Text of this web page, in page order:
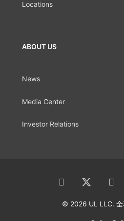
Locations
ABOUT US
News
Media Center
Investor Relations
© 2026 UL LLC. 全